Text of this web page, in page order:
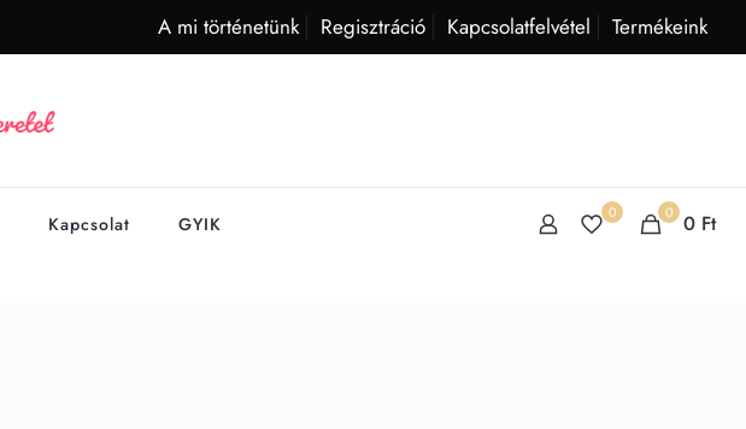
A mi történetünk Regisztráció Kapcsolatfelvétel Termékeink
Kapcsolat GYIK 0 0 0 Ft